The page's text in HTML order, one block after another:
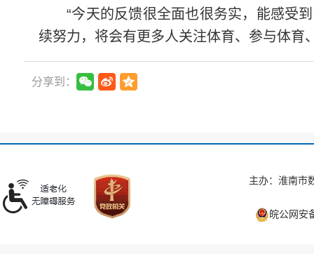
“今天的反馈很全面也很务实，能感受
续努力，将会有更多人关注体育、参与体育
分享到：
主办：淮南市
皖公网安